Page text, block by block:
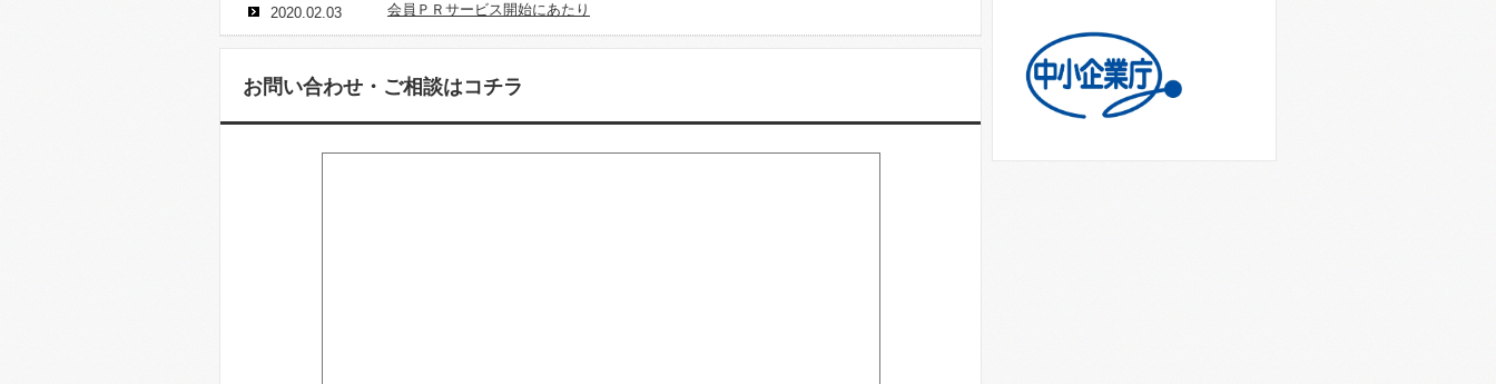
2020.02.03 会員ＰＲサービス開始にあたり
お問い合わせ・ご相談はコチラ